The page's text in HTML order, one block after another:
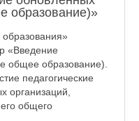
образование)»
«Введение
образование).
педагогические
организаций,
общего